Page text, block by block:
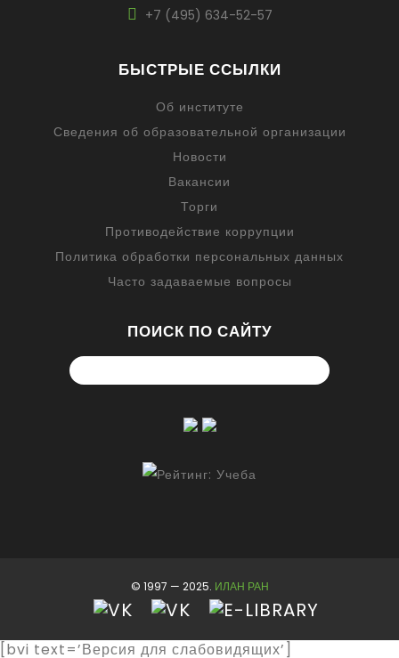
+7 (495) 634-52-57
БЫСТРЫЕ ССЫЛКИ
Об институте
Сведения об образовательной организации
Новости
Вакансии
Торги
Противодействие коррупции
Политика обработки персональных данных
Часто задаваемые вопросы
ПОИСК ПО САЙТУ
© 1997 — 2025. ИЛАН РАН
[bvi text=’Версия для слабовидящих’]